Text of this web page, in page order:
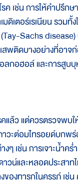
ช่น การให้คำปรึกษา
เมดิเตอร์เรเนียน รว
(Tay-Sachs
สพติดบางอย่างที่อา
ลกอฮอล์ และการสูบ
ว แต่ควรตรวจพบใ
วะต่อมไทรอยด์บกพ
เช่น การเจาะน้ำคร่
าวน์และหลอดประส
องทารกในครรภ์ เช่